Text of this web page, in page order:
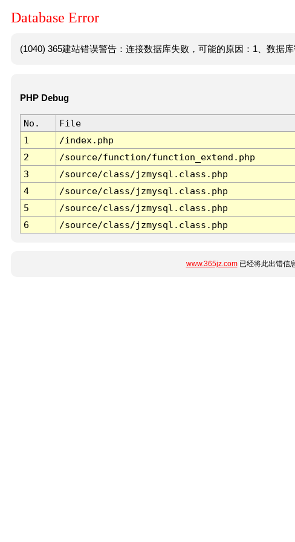
Database Error
(1040) 365建站错误警告：连接数据库失败，可能的原因：1、数据
PHP Debug
No. File
1
/index.php
2
/source/function/function_extend.php
3
/source/class/jzmysql.class.php
4
/source/class/jzmysql.class.php
5
/source/class/jzmysql.class.php
6
/source/class/jzmysql.class.php
www.365jz.com已经将此出错信